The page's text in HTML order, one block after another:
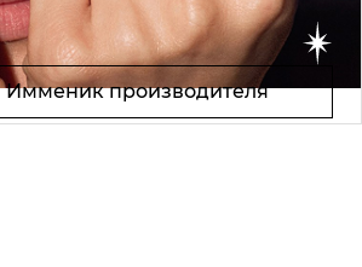
Имменик производителя